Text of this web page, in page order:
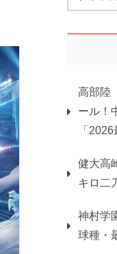
高部陸
ール！
「2026
健大高
キロ二
神村学
球種・